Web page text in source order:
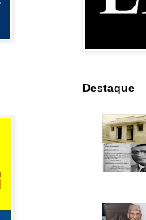
Destaque